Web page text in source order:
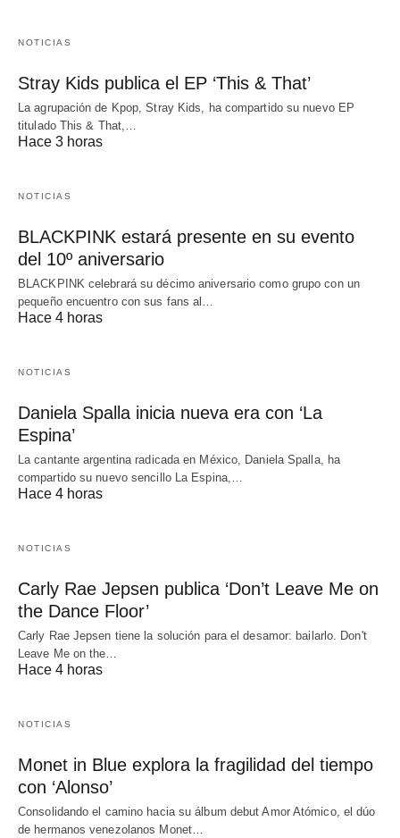
NOTICIAS
Stray Kids publica el EP ‘This & That’
La agrupación de Kpop, Stray Kids, ha compartido su nuevo EP
titulado This & That,…
Hace 3 horas
NOTICIAS
BLACKPINK estará presente en su evento
del 10º aniversario
BLACKPINK celebrará su décimo aniversario como grupo con un
pequeño encuentro con sus fans al…
Hace 4 horas
NOTICIAS
Daniela Spalla inicia nueva era con ‘La
Espina’
La cantante argentina radicada en México, Daniela Spalla, ha
compartido su nuevo sencillo La Espina,…
Hace 4 horas
NOTICIAS
Carly Rae Jepsen publica ‘Don’t Leave Me on
the Dance Floor’
Carly Rae Jepsen tiene la solución para el desamor: bailarlo. Don't
Leave Me on the…
Hace 4 horas
NOTICIAS
Monet in Blue explora la fragilidad del tiempo
con ‘Alonso’
Consolidando el camino hacia su álbum debut Amor Atómico, el dúo
de hermanos venezolanos Monet…